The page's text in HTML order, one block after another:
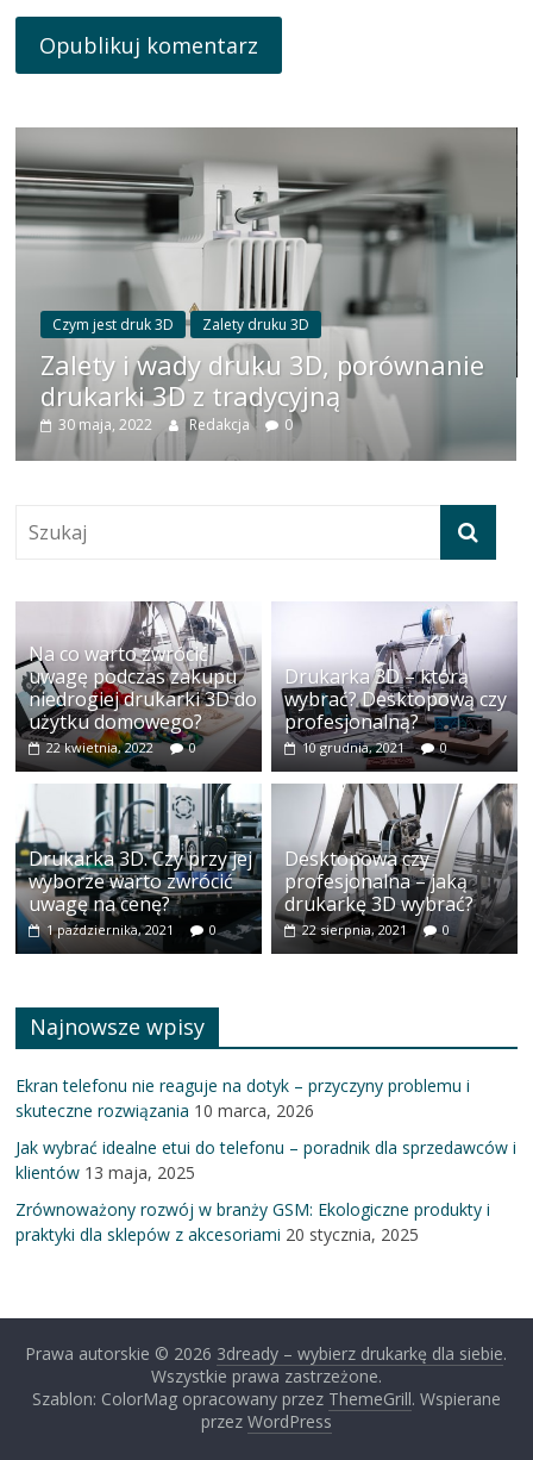
Czym jest druk 3D Zalety druku 3D
Zalety i wady druku 3D, porównanie
drukarki 3D z tradycyjną
30 maja, 2022 Redakcja 0
Na co warto zwrócić
uwagę podczas zakupu
niedrogiej drukarki 3D do
użytku domowego?
22 kwietnia, 2022 0
Drukarka 3D – którą
wybrać? Desktopową czy
profesjonalną?
10 grudnia, 2021 0
Drukarka 3D. Czy przy jej
wyborze warto zwrócić
uwagę na cenę?
1 października, 2021 0
Desktopowa czy
profesjonalna – jaką
drukarkę 3D wybrać?
22 sierpnia, 2021 0
Najnowsze wpisy
Ekran telefonu nie reaguje na dotyk – przyczyny problemu i
skuteczne rozwiązania 10 marca, 2026
Jak wybrać idealne etui do telefonu – poradnik dla sprzedawców i
klientów 13 maja, 2025
Zrównoważony rozwój w branży GSM: Ekologiczne produkty i
praktyki dla sklepów z akcesoriami 20 stycznia, 2025
Prawa autorskie © 2026 3dready – wybierz drukarkę dla siebie.
Wszystkie prawa zastrzeżone.
Szablon: ColorMag opracowany przez ThemeGrill. Wspierane
przez WordPress